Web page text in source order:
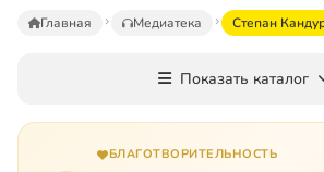
Главная Медиатека Степан
Показать каталог
БЛАГОТВОРИТЕЛЬНОСТЬ